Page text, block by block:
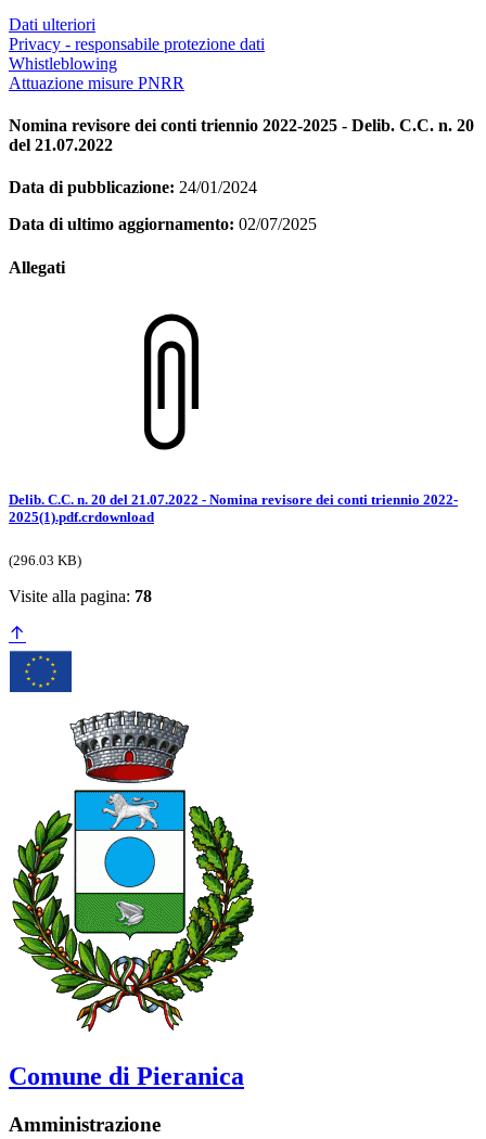
Dati ulteriori
Privacy - responsabile protezione dati
Whistleblowing
Attuazione misure PNRR
Nomina revisore dei conti triennio 2022-2025 - Delib. C.C. n. 20
del 21.07.2022
Data di pubblicazione: 24/01/2024
Data di ultimo aggiornamento: 02/07/2025
Allegati
Delib. C.C. n. 20 del 21.07.2022 - Nomina revisore dei conti triennio 2022-
2025(1).pdf.crdownload
(296.03 KB)
Visite alla pagina: 78
Comune di Pieranica
Amministrazione